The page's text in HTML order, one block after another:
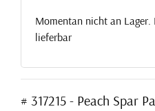
Momentan nicht an Lager.
lieferbar
# 317215 - Peach Spar